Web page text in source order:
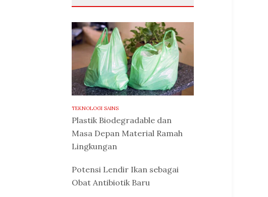
TEKNOLOGI SAINS
Plastik Biodegradable dan
Masa Depan Material Ramah
Lingkungan
Potensi Lendir Ikan sebagai
Obat Antibiotik Baru